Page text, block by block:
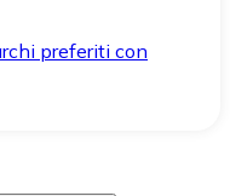
preferiti con